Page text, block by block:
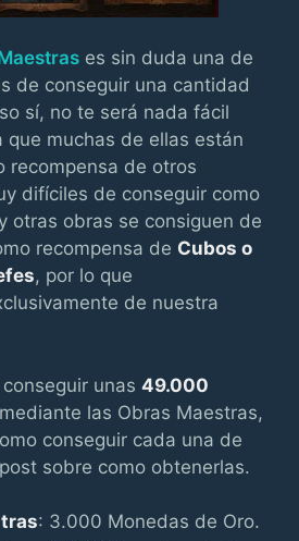
es sin duda una de
de conseguir una cantidad
sí, no te será nada fácil
que muchas de ellas están
recompensa de otros
difíciles de conseguir como
otras obras se consiguen de
recompensa de Cubos o
, por lo que
de nuestra
unas 49.000
mediante las Obras Maestras,
conseguir cada una de
sobre como obtenerlas.
: 3.000 Monedas de Oro.